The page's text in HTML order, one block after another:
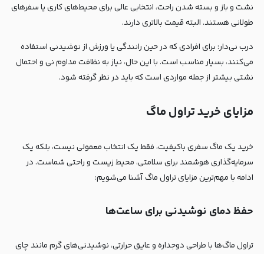
نشت و باز و بسته شدن راحت، انتخابی عالی برای محیط‌های کاری یا سفرهای
طولانی هستند. البته قیمت بالاتری دارند.
درب نی‌دار: برای افرادی که در حین رانندگی یا ورزش از نوشیدنی استفاده
می‌کنند، بسیار مناسب است. با این حال، نیاز به نظافت مداوم نی و احتمال
نشتی بیشتر از جمله مواردی است که باید در نظر گرفته شود.
مزایای خرید تراول ماگ
خرید یک ماگ سفری باکیفیت، فقط یک انتخاب معمولی نیست، بلکه یک
سرمایه‌گذاری هوشمند برای سلامتی، محیط زیست و راحتی شماست. در
ادامه با مهم‌ترین مزایای تراول ماگ آشنا می‌شویم:
حفظ دمای نوشیدنی برای ساعت‌ها
تراول ماگ‌ها با طراحی دوجداره و عایق حرارتی، نوشیدنی‌های گرم مانند چای